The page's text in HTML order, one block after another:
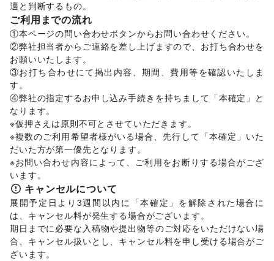
ご利用までの流れ
①本ページの問い合わせボタンからお問い合わせください。
②弊社担当者からご連絡を差し上げますので、お打ち合わせを
お願いいたします。
③お打ち合わせにて掲出内容、期間、費用等を確認いたしま
す。
④弊社の指定するお申し込み手続きを持ちまして「本確定」と
なります。
※仮押さえは原則不可とさせていただきます。
※複数のご利用希望者様がいる場合、先行して「本確定」いた
だいた方が第一優先となります。
※お問い合わせ内容によって、ご利用をお断りする場合がござ
います。
キャンセルについて
展開予定日より3週間以内に「本確定」を解除された場合に
は、キャンセル料が発生する場合がございます。
期日までに必要な入稿物や提出物等のご対応をいただけない場
合、キャンセル扱いとし、キャンセル料を申し受ける場合がご
ざいます。